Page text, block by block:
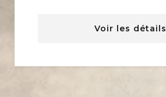
Voir les détails